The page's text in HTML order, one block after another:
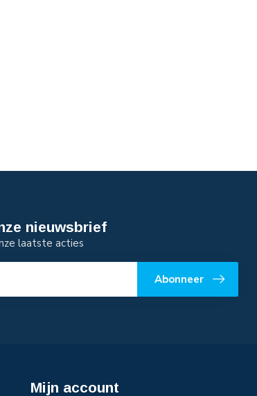
nieuwsbrief
laatste acties
Abonneer
Mijn account